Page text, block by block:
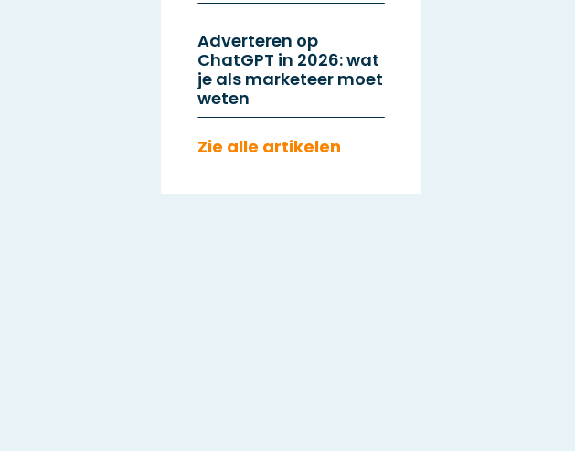
Adverteren op
ChatGPT in 2026: wat
je als marketeer moet
weten
Zie alle artikelen